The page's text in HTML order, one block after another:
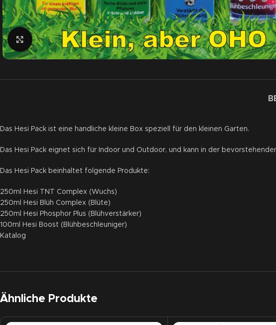
Click to enlarge
Das Hesi Pack ist eine handliche kleine Box speziell für den kleinen Garten.
Das Hesi Pack eignet sich für Indoor und Outdoor, und kann in der
Das Hesi Pack beinhaltet folgende Produkte:
250ml Hesi TNT Complex (Wuchs)
250ml Hesi Blüh Complex (Blüte)
250ml Hesi Phosphor Plus (Blühverstärker)
100ml Hesi Boost (Blühbeschleuniger)
Katalog
Ähnliche Produkte